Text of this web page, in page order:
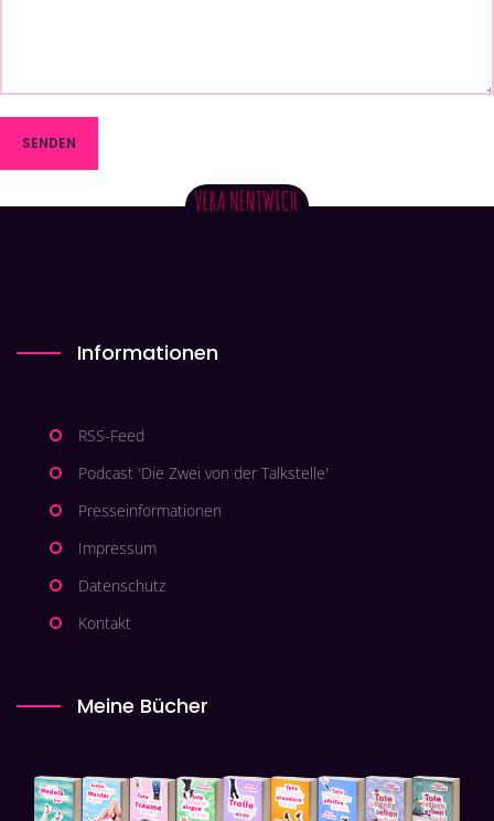
Informationen
RSS-Feed
Podcast 'Die Zwei von der Talkstelle'
Presseinformationen
Impressum
Datenschutz
Kontakt
Meine Bücher